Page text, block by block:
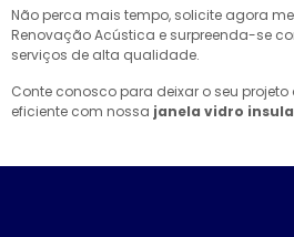
Não perca mais tempo, solicite agora
Renovação Acústica e surpreenda-se
serviços de alta qualidade.
Conte conosco para deixar o seu
eficiente com nossa janela vidro